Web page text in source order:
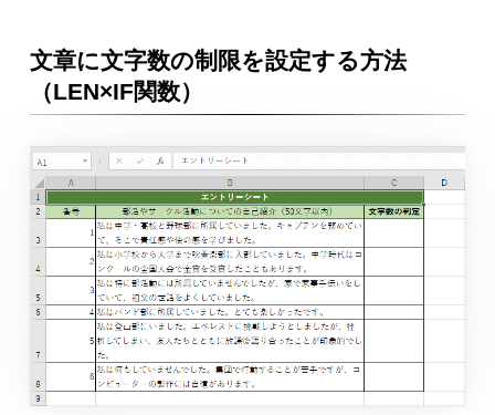
文章に文字数の制限を設定する方法
（LEN×IF関数）